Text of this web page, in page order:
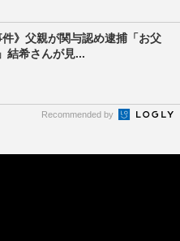
件》父親が関与認め逮捕「お父
結希さんが見...
Recommended by